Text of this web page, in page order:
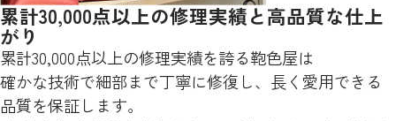
累計30,000点以上の修理実績と高品質な仕上
がり
累計30,000点以上の修理実績を誇る鞄色屋は
確かな技術で細部まで丁寧に修復し、長く愛用できる
品質を保証します。